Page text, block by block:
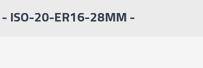
- ISO-20-ER16-28MM -